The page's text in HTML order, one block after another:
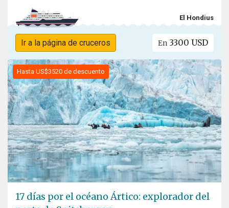
El Hondius
Ir a la página de cruceros En 3300 USD
Hasta US$3520 de descuento
17 días por el océano Ártico: explorador del